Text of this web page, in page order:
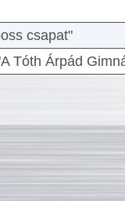
csapat"
Tóth Árpád